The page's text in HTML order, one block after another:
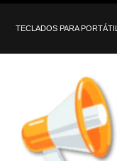
TECLADOS PARA PORTÁTIL